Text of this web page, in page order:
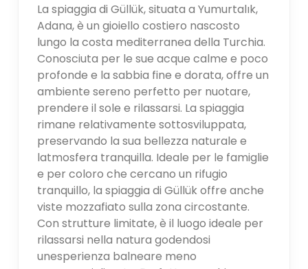
La spiaggia di Güllük, situata a Yumurtalık,
Adana, è un gioiello costiero nascosto
lungo la costa mediterranea della Turchia.
Conosciuta per le sue acque calme e poco
profonde e la sabbia fine e dorata, offre un
ambiente sereno perfetto per nuotare,
prendere il sole e rilassarsi. La spiaggia
rimane relativamente sottosviluppata,
preservando la sua bellezza naturale e
latmosfera tranquilla. Ideale per le famiglie
e per coloro che cercano un rifugio
tranquillo, la spiaggia di Güllük offre anche
viste mozzafiato sulla zona circostante.
Con strutture limitate, è il luogo ideale per
rilassarsi nella natura godendosi
unesperienza balneare meno